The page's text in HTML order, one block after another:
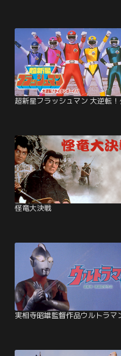
怪竜大決戦
実相寺昭雄監督作品ウルトラマ